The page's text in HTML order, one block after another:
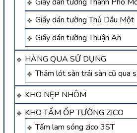
Giấy dán tường Thủ Dầu Một
Giấy dán tường Thuận An
HÀNG QUA SỬ DỤNG
Thảm lót sàn trải sàn cũ qua
KHO NẸP NHÔM
KHO TẤM ỐP TƯỜNG ZICO
Tấm lam sóng zico 3ST